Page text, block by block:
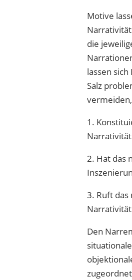
Motive
die
lassen
Salz
1.
2. Hat das
3. Ruft das
Den